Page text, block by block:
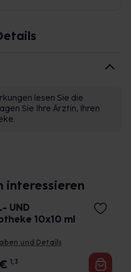
lesen Sie die
Sie Ihre Ärztin, Ihren
interessieren
UND
10x10 ml
und Details
€ 1, 3